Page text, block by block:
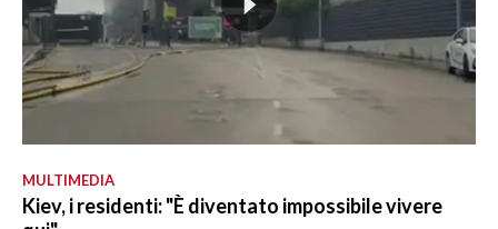
MULTIMEDIA
Kiev, i residenti: "È diventato impossibile vivere